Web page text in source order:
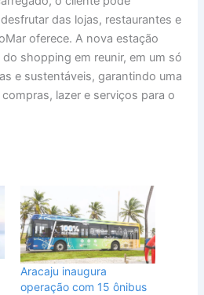
das lojas, restaurantes e
oferece. A nova estação
shopping em reunir, em um só
e sustentáveis, garantindo uma
lazer e serviços para o
Aracaju inaugura
operação com 15 ônibus